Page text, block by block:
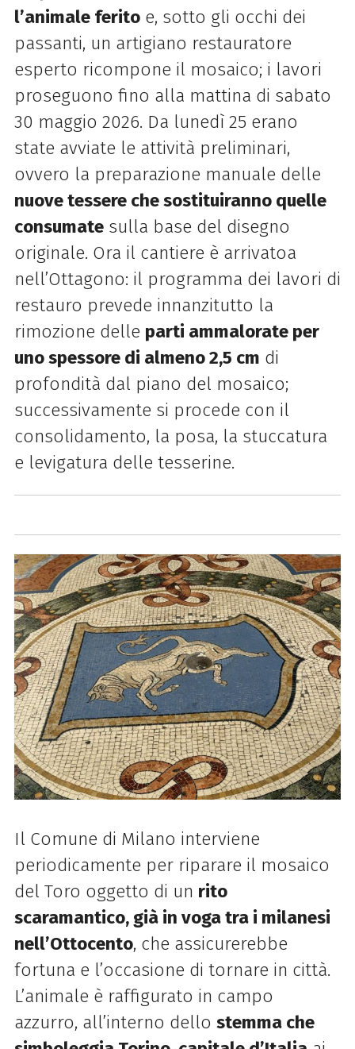
l’animale feritoe, sotto gli occhi dei
passanti, un artigiano restauratore
esperto ricompone il mosaico; i lavori
proseguono fino alla mattina di sabato
30 maggio 2026. Da lunedì 25 erano
state avviate le attività preliminari,
ovvero la preparazione manuale delle
nuove tessere che sostituiranno quelle
consumatesulla base del disegno
originale. Ora il cantiere è arrivatoa
nell’Ottagono: il programma dei lavori di
restauro prevede innanzitutto la
rimozione delle parti ammalorate per
uno spessore di almeno 2,5 cm di
profondità dal piano del mosaico;
successivamente si procede con il
consolidamento, la posa, la stuccatura
e levigatura delle tesserine.
Il Comune di Milano interviene
periodicamente per riparare il mosaico
del Toro oggetto di un rito
scaramantico, già in voga tra i milanesi
nell’Ottocento, che assicurerebbe
fortuna e l’occasione di tornare in città.
L’animale è raffigurato in campo
azzurro, all’interno dello stemma che